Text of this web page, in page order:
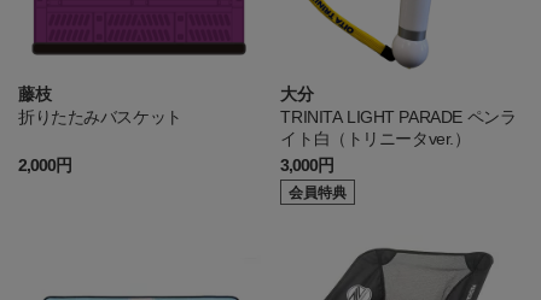
藤枝
折りたたみバスケット
2,000円
大分
TRINITA LIGHT PARADE ペンラ
イト白（トリニータver.）
3,000円
会員特典